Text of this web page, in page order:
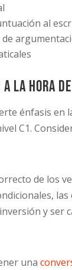
al
la hora
énfasis en
C1.
de los
y ser
una